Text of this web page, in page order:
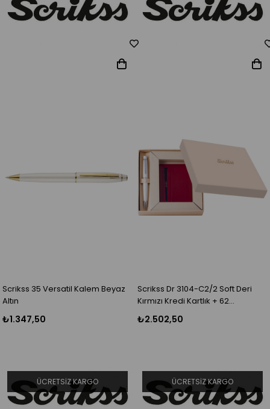
Scrikss 35 Versatil Kalem Beyaz
Altın
₺1.347,50
ÜCRETSIZ KARGO
Scrikss Dr 3104-C2/2 Soft Deri
Kırmızı Kredi Kartlık + 62
Tükenmez Kalem Beyaz Set
₺2.502,50
ÜCRETSIZ KARGO